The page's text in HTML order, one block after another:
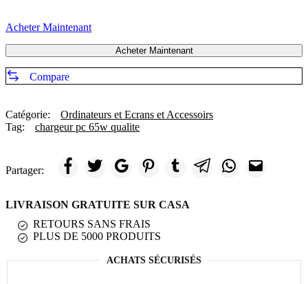
Acheter Maintenant
Acheter Maintenant
Compare
Catégorie:
Ordinateurs et Ecrans et Accessoirs
Tag:
chargeur pc 65w qualite
Partager:
LIVRAISON GRATUITE SUR CASA
RETOURS SANS FRAIS
PLUS DE 5000 PRODUITS
ACHATS SÉCURISÉS